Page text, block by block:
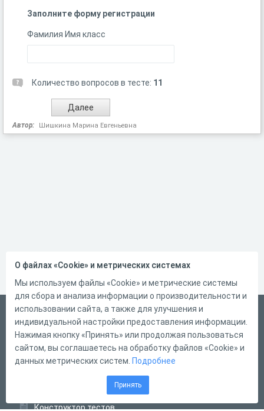
Заполните форму регистрации
Фамилия Имя класс
Количество вопросов в тесте: 11
Автор: Шишкина Марина Евгеньевна
Русский
Справка
Форма обратной связи
Конструктор тестов
О файлах «Cookie» и метрических системах
Мы используем файлы «Cookie» и метрические системы
для сбора и анализа информации о производительности и
использовании сайта, а также для улучшения и
индивидуальной настройки предоставления информации.
Нажимая кнопку «Принять» или продолжая пользоваться
сайтом, вы соглашаетесь на обработку файлов «Cookie» и
данных метрических систем. Подробнее
Принять